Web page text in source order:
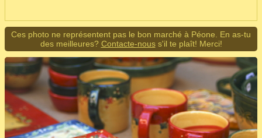
Ces photo ne représentent pas le bon marché à Péone. En as-tu
des meilleures? Contacte-nouss'il te plaît! Merci!